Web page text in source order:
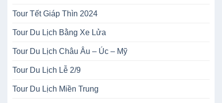
Tour Tết Giáp Thìn 2024
Tour Du Lịch Bằng Xe Lửa
Tour Du Lịch Châu Âu – Úc – Mỹ
Tour Du Lịch Lễ 2/9
Tour Du Lịch Miền Trung